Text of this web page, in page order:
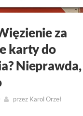
za
karty do
przez Karol Orzeł